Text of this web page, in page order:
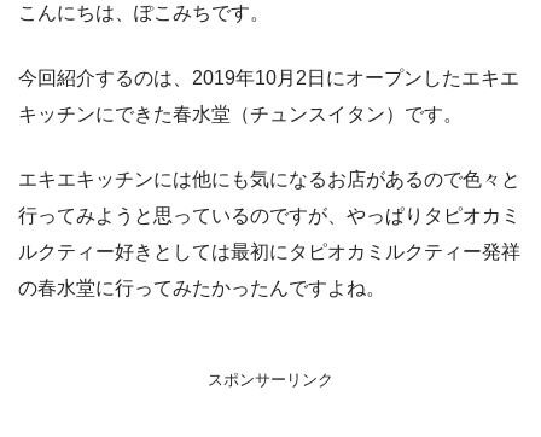
こんにちは、ぽこみちです。
今回紹介するのは、2019年10月2日にオープンしたエキエ
キッチンにできた春水堂（チュンスイタン）です。
エキエキッチンには他にも気になるお店があるので色々と
行ってみようと思っているのですが、やっぱりタピオカミ
ルクティー好きとしては最初にタピオカミルクティー発祥
の春水堂に行ってみたかったんですよね。
スポンサーリンク